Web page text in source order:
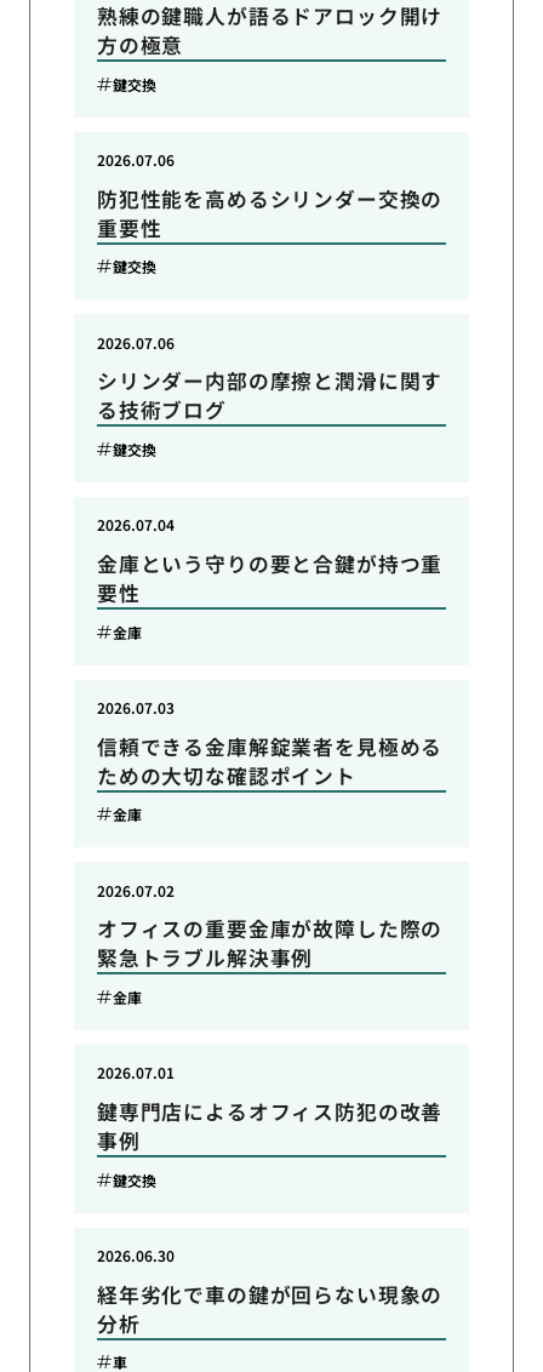
熟練の鍵職人が語るドアロック開け
方の極意
鍵交換
防犯性能を高めるシリンダー交換の
重要性
2026.07.06
鍵交換
シリンダー内部の摩擦と潤滑に関す
る技術ブログ
2026.07.06
鍵交換
金庫という守りの要と合鍵が持つ重
要性
2026.07.04
金庫
信頼できる金庫解錠業者を見極める
ための大切な確認ポイント
2026.07.03
金庫
オフィスの重要金庫が故障した際の
緊急トラブル解決事例
2026.07.02
金庫
鍵専門店によるオフィス防犯の改善
事例
2026.07.01
鍵交換
経年劣化で車の鍵が回らない現象の
分析
2026.06.30
車